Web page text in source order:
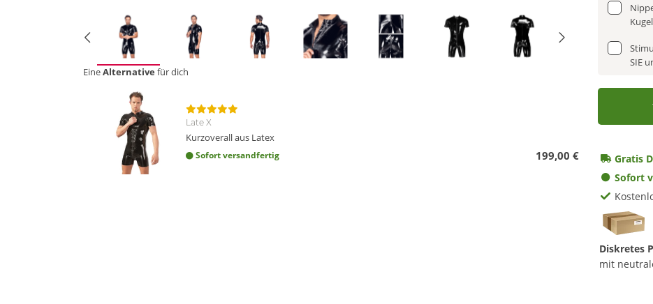
EineAlternative für dich
Late X
Kurzoverall aus Latex
Sofort versandfertig 199,00 €
SIE
Gratis
Sofort
Diskretes
mit